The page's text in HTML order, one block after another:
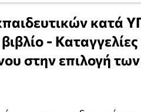
κατά
-
στην επιλογή